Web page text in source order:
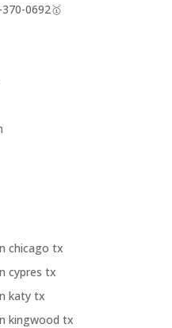
0692🥇
chicago tx
cypres tx
katy tx
kingwood tx